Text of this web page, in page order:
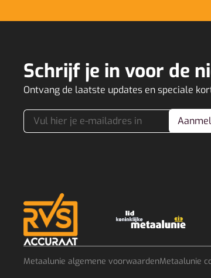
Schrijf je in voor de
Ontvang de laatste updates en speciale
Metaalunie algemene voorwaardenMetaalunie